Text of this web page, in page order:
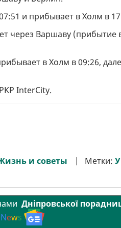
и прибывает в Холм в
через Варшаву (прибытие
в Холм в 09:26,
InterCity.
и советы Метки:
Дніпровської
News